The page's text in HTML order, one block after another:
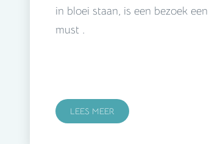
in bloei staan, is een bezoek een
must .
LEES MEER